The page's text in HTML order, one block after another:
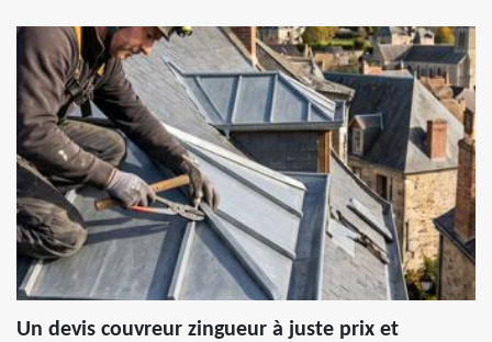
Un devis couvreur zingueur à juste prix et